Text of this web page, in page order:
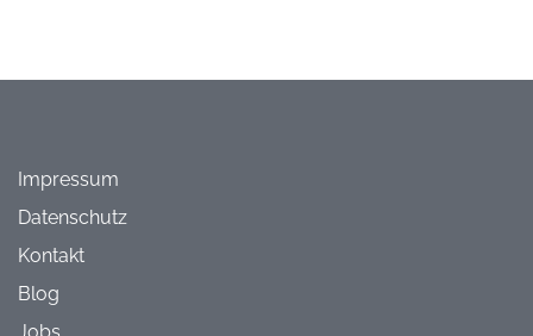
Impressum
Datenschutz
Kontakt
Blog